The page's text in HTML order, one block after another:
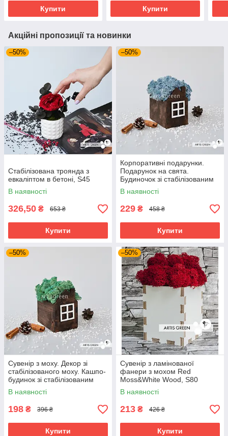
Купити Купити
Акційні пропозиції та новинки
–50%
Стабілізована троянда з
евкаліптом в бетоні, S45
В наявності
326,50 ₴ 653 ₴
Купити
–50%
Корпоративні подарунки.
Подарунок на свята.
Будиночок зі стабілізованим
мохом, блакитний
В наявності
229 ₴ 458 ₴
Купити
–50%
Сувенір з моху. Декор зі
стабілізованого моху. Кашпо-
будинок зі стабілізованим
мохом, бірюзовий.
Корпоративні подарунки.
В наявності
198 ₴ 396 ₴
Купити
–50%
Сувенір з ламінованої
фанери з мохом Red
Moss&White Wood, S80
В наявності
213 ₴ 426 ₴
Купити